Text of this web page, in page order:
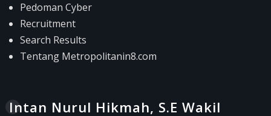
Pedoman Cyber
Recruitment
Search Results
Tentang Metropolitanin8.com
Intan Nurul Hikmah, S.E Wakil